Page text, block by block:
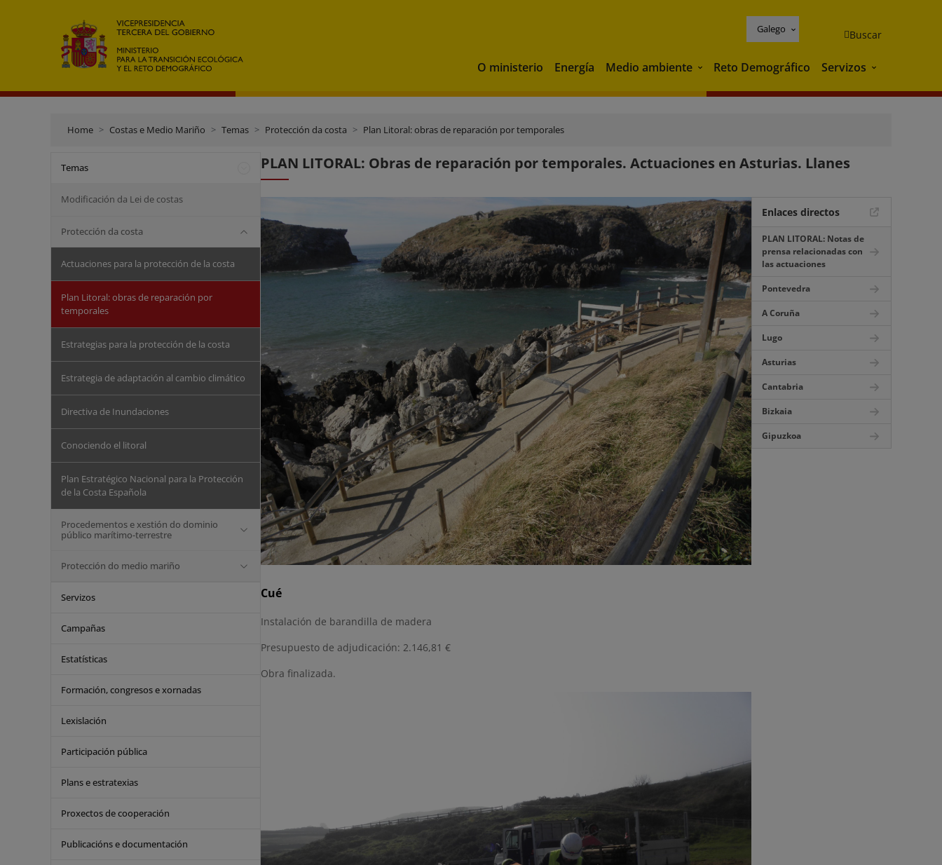
Galego Buscar
O ministerio Energía Medio ambiente Medio ambiente
Reto Demográfico Servizos Servizos
Home Costas e Medio Mariño Temas Protección da costa Plan Litoral: obras de reparación por temporales
Temas
Modificación da Lei de costas
Protección da costa
Actuaciones para la protección de la costa
Plan Litoral: obras de reparación por
temporales
Estrategias para la protección de la costa
Estrategia de adaptación al cambio climático
Directiva de Inundaciones
Conociendo el litoral
Plan Estratégico Nacional para la Protección
de la Costa Española
Procedementos e xestión do dominio
público marítimo-terrestre
Protección do medio mariño
Servizos
Campañas
Estatísticas
Formación, congresos e xornadas
Lexislación
Participación pública
Plans e estratexias
Proxectos de cooperación
Publicacións e documentación
PLAN LITORAL: Obras de reparación por temporales. Actuaciones en Asturias. Llanes
Cué
Instalación de barandilla de madera
Presupuesto de adjudicación: 2.146,81 €
Obra finalizada.
Enlaces directos
PLAN LITORAL: Notas de
prensa relacionadas con
las actuaciones
Pontevedra
A Coruña
Lugo
Asturias
Cantabria
Bizkaia
Gipuzkoa